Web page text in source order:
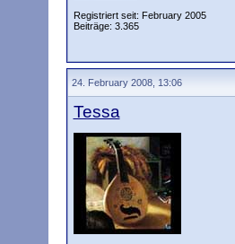
Registriert seit: February 2005
Beiträge: 3.365
24. February 2008, 13:06
Tessa